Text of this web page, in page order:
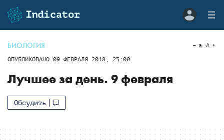
БИОЛОГИЯ
ОПУБЛИКОВАНО 09 ФЕВРАЛЯ 2018, 23:00
a A
Лучшее за день. 9 февраля
Обсудить